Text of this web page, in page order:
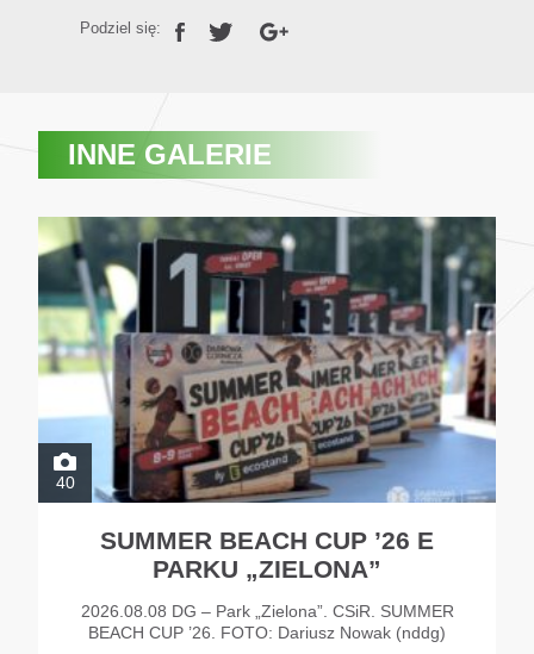
Podziel się:
INNE GALERIE
40
SUMMER BEACH CUP ’26 E
PARKU „ZIELONA”
2026.08.08 DG – Park „Zielona”. CSiR. SUMMER
BEACH CUP ’26. FOTO: Dariusz Nowak (nddg)